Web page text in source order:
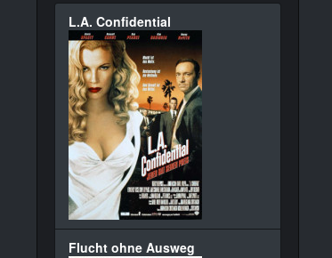
L.A. Confidential
Flucht ohne Ausweg